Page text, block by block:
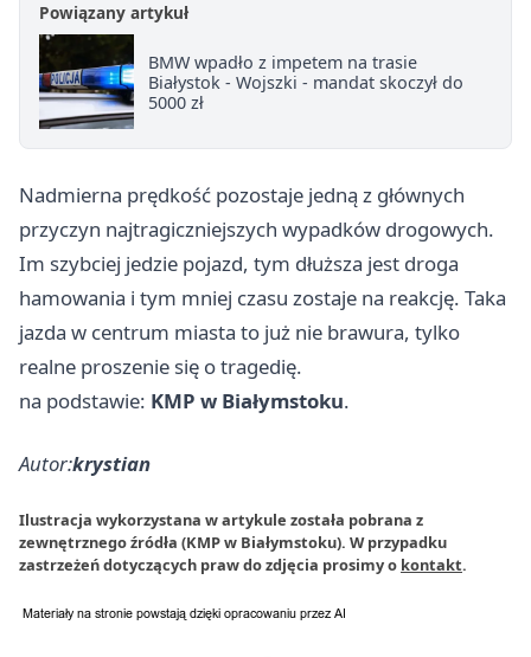
Powiązany artykuł
BMW wpadło z impetem na trasie
Białystok - Wojszki - mandat skoczył do
5000 zł
Nadmierna prędkość pozostaje jedną z głównych
przyczyn najtragiczniejszych wypadków drogowych.
Im szybciej jedzie pojazd, tym dłuższa jest droga
hamowania i tym mniej czasu zostaje na reakcję. Taka
jazda w centrum miasta to już nie brawura, tylko
realne proszenie się o tragedię.
na podstawie: KMP w Białymstoku.
Autor:krystian
Ilustracja wykorzystana w artykule została pobrana z
zewnętrznego źródła (KMP w Białymstoku). W przypadku
zastrzeżeń dotyczących praw do zdjęcia prosimy o kontakt.